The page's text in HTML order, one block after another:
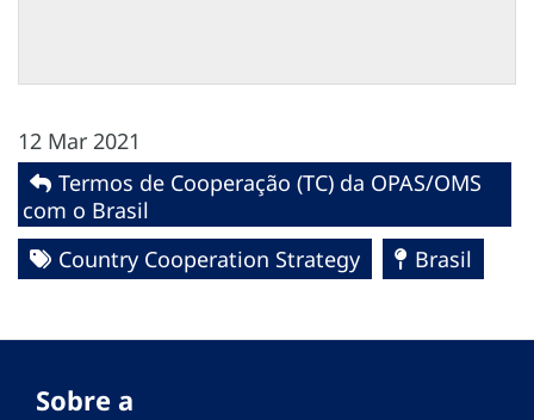
12 Mar 2021
Termos de Cooperação (TC) da OPAS/OMS
com o Brasil
Country Cooperation Strategy
Brasil
Sobre a